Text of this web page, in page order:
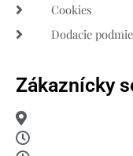
Cookies
Dodacie
Zákaznícky